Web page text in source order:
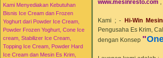
Resep Es Krim Ice Cream
Rasa Blueberry (Soft)
Rasa Kelapa Kopyor
(Soft)
Resep Es Krim Ice Cream
Rasa Mangga (Soft)
Resep Es Krim Ice Cream
Kami Menyediakan Kebutuhan
Bisnis Ice Cream dan Frozen
Yoghurt dari Powder Ice Cream,
Powder Frozen Yoghurt, Cone Ice
cream, Stabilizer Ice Cream,
Topping Ice Cream, Powder Hard
Ice Cream dan Mesin Es Krim,
www.mesinresto.com
Kami ; - Hi-Win
Pengusaha Es Krim,
dengan Konsep "